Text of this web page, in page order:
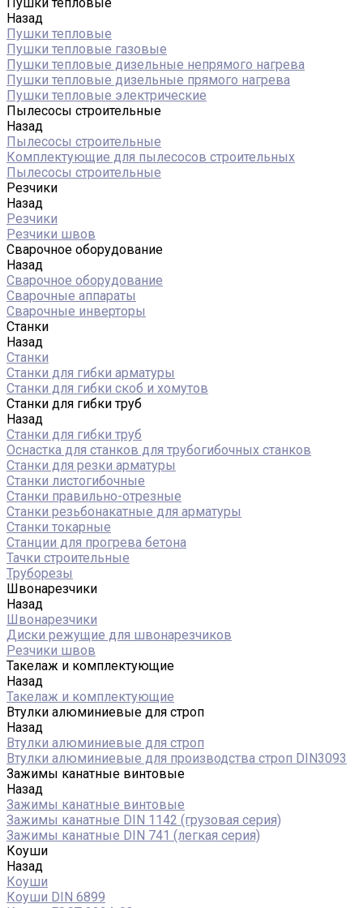
Назад
Пушки тепловые
Пушки тепловые газовые
Пушки тепловые дизельные непрямого нагрева
Пушки тепловые дизельные прямого нагрева
Пушки тепловые электрические
Пылесосы строительные
Назад
Пылесосы строительные
Комплектующие для пылесосов строительных
Пылесосы строительные
Резчики
Назад
Резчики
Резчики швов
Сварочное оборудование
Назад
Сварочное оборудование
Сварочные аппараты
Сварочные инверторы
Станки
Назад
Станки
Станки для гибки арматуры
Станки для гибки скоб и хомутов
Станки для гибки труб
Назад
Станки для гибки труб
Оснастка для станков для трубогибочных станков
Станки для резки арматуры
Станки листогибочные
Станки правильно-отрезные
Станки резьбонакатные для арматуры
Станки токарные
Станции для прогрева бетона
Тачки строительные
Труборезы
Швонарезчики
Назад
Швонарезчики
Диски режущие для швонарезчиков
Резчики швов
Такелаж и комплектующие
Назад
Такелаж и комплектующие
Втулки алюминиевые для строп
Назад
Втулки алюминиевые для строп
Втулки алюминиевые для производства строп DIN3093
Зажимы канатные винтовые
Назад
Зажимы канатные винтовые
Зажимы канатные DIN 1142 (грузовая серия)
Зажимы канатные DIN 741 (легкая серия)
Коуши
Назад
Коуши
Коуши DIN 6899